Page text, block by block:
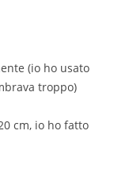
(io ho usato
troppo)
cm, io ho fatto